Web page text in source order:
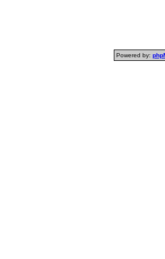
Powered by: